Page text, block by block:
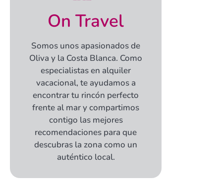
On Travel
Somos unos apasionados de
Oliva y la Costa Blanca. Como
especialistas en alquiler
vacacional, te ayudamos a
encontrar tu rincón perfecto
frente al mar y compartimos
contigo las mejores
recomendaciones para que
descubras la zona como un
auténtico local.